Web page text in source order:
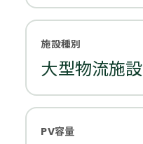
施設種別
大型物流施設
PV容量